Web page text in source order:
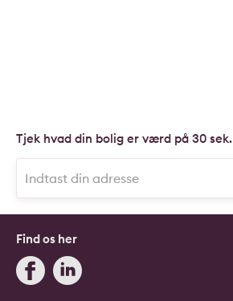
Tjek hvad din bolig er værd på 30 sek.
Find os her